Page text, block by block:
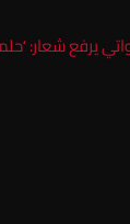
يرفع شعار: